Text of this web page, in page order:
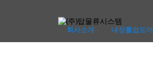
로
회사소개 내장롤업도어